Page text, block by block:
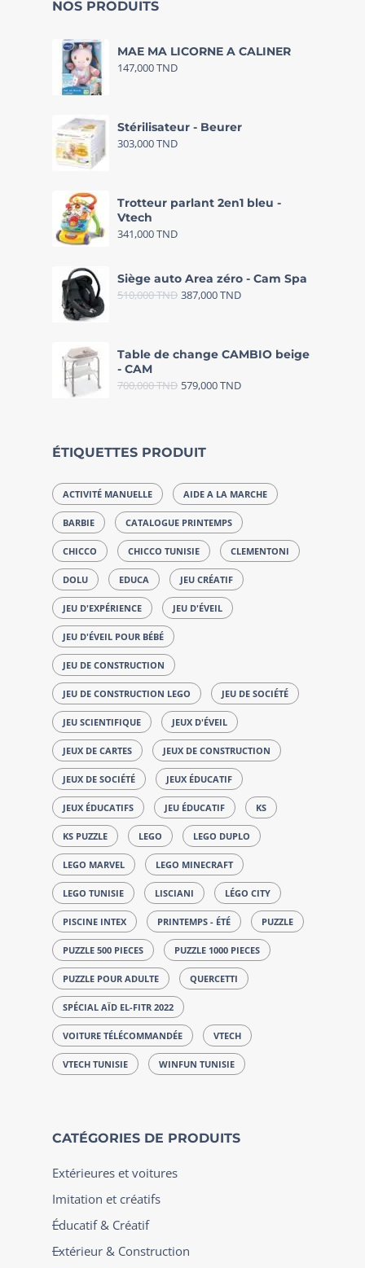
NOS PRODUITS
MAE MA LICORNE A CALINER
147,000TND
Stérilisateur - Beurer
303,000TND
Trotteur parlant 2en1 bleu -
Vtech
341,000TND
Siège auto Area zéro - Cam Spa
510,000TND 387,000TND
Table de change CAMBIO beige
- CAM
700,000TND 579,000TND
ÉTIQUETTES PRODUIT
ACTIVITÉ MANUELLE AIDE A LA MARCHE
BARBIE CATALOGUE PRINTEMPS
CHICCO CHICCO TUNISIE CLEMENTONI
DOLU EDUCA JEU CRÉATIF
JEU D'EXPÉRIENCE JEU D'ÉVEIL
JEU D'ÉVEIL POUR BÉBÉ
JEU DE CONSTRUCTION
JEU DE CONSTRUCTION LEGO JEU DE SOCIÉTÉ
JEU SCIENTIFIQUE JEUX D'ÉVEIL
JEUX DE CARTES JEUX DE CONSTRUCTION
JEUX DE SOCIÉTÉ JEUX ÉDUCATIF
JEUX ÉDUCATIFS JEU ÉDUCATIF KS
KS PUZZLE LEGO LEGO DUPLO
LEGO MARVEL LEGO MINECRAFT
LEGO TUNISIE LISCIANI LÉGO CITY
PISCINE INTEX PRINTEMPS - ÉTÉ PUZZLE
PUZZLE 500 PIECES PUZZLE 1000 PIECES
PUZZLE POUR ADULTE QUERCETTI
SPÉCIAL AÏD EL-FITR 2022
VOITURE TÉLÉCOMMANDÉE VTECH
VTECH TUNISIE WINFUN TUNISIE
CATÉGORIES DE PRODUITS
Extérieures et voitures
Imitation et créatifs
Éducatif & Créatif
Extérieur & Construction